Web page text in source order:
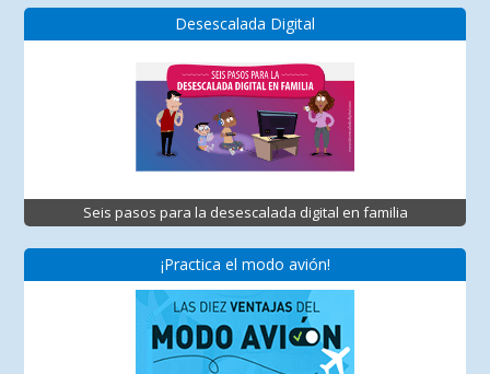
Desescalada Digital
Seis pasos para la desescalada digital en familia
¡Practica el modo avión!